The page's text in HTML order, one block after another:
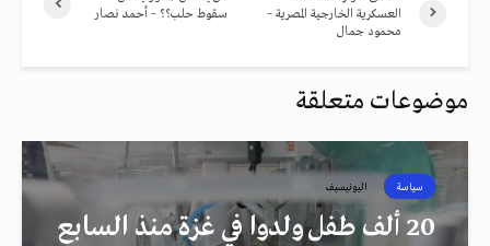
سقوط حلب؟؟ – أحمد نصار
العسكرية الخارجية المصرية –
محمود جمال
موضوعات متعلقة
سياسة اليونيسيف
20 ألف طفل ولدوا في غزة منذ السابع